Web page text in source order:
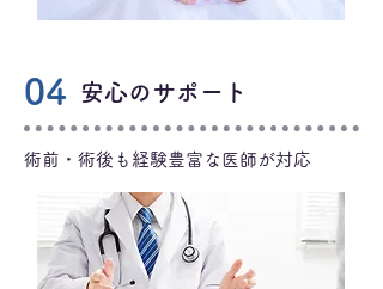
04 安心のサポート
術前・術後も経験豊富な医師が対応